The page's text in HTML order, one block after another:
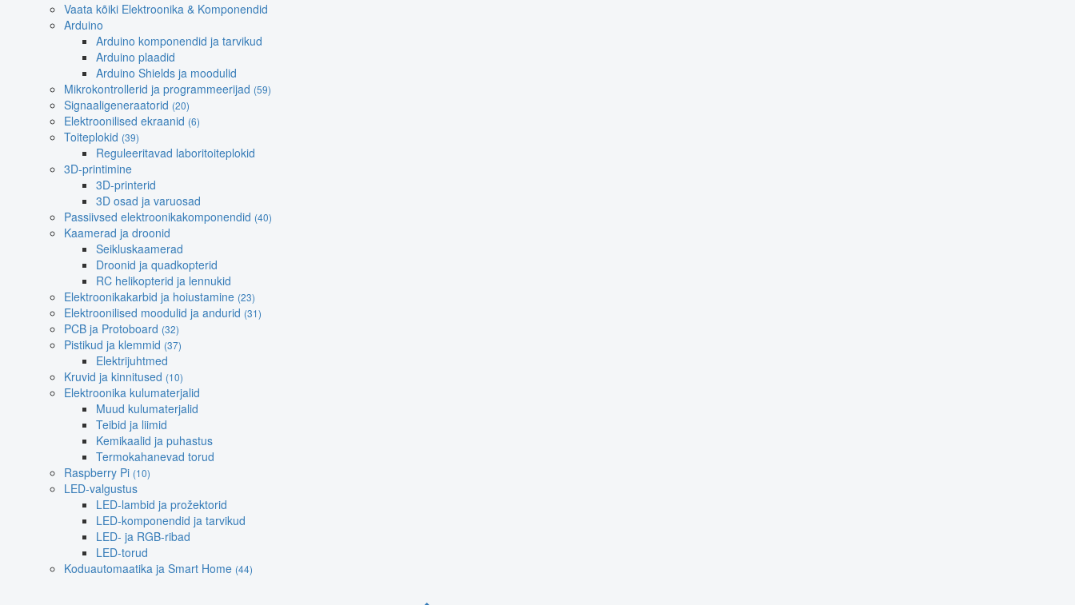
Vaata kõiki Elektroonika & Komponendid
Arduino
Arduino komponendid ja tarvikud
Arduino plaadid
Arduino Shields ja moodulid
Mikrokontrollerid ja programmeerijad (59)
Signaaligeneraatorid (20)
Elektroonilised ekraanid (6)
Toiteplokid (39)
Reguleeritavad laboritoiteplokid
3D-printimine
3D-printerid
3D osad ja varuosad
Passiivsed elektroonikakomponendid (40)
Kaamerad ja droonid
Seikluskaamerad
Droonid ja quadkopterid
RC helikopterid ja lennukid
Elektroonikakarbid ja hoiustamine (23)
Elektroonilised moodulid ja andurid (31)
PCB ja Protoboard (32)
Pistikud ja klemmid (37)
Elektrijuhtmed
Kruvid ja kinnitused (10)
Elektroonika kulumaterjalid
Muud kulumaterjalid
Teibid ja liimid
Kemikaalid ja puhastus
Termokahanevad torud
Raspberry Pi (10)
LED-valgustus
LED-lambid ja prožektorid
LED-komponendid ja tarvikud
LED- ja RGB-ribad
LED-torud
Koduautomaatika ja Smart Home (44)